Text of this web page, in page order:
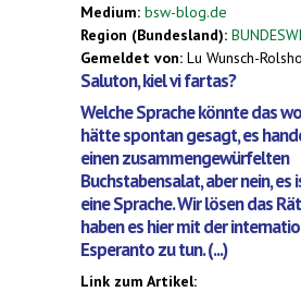
Medium: bsw-blog.de
Region (Bundesland):
Gemeldet von: Lu Wunsch-
Saluton, kiel vi fartas?
Welche Sprache könnte das
hätte spontan gesagt, es
einen zusammengewürfelten
Buchstabensalat, aber nein,
eine Sprache. Wir lösen das
haben es hier mit der
Esperanto zu tun. (...)
Link zum Artikel: